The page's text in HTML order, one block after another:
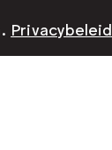
Privacybeleid